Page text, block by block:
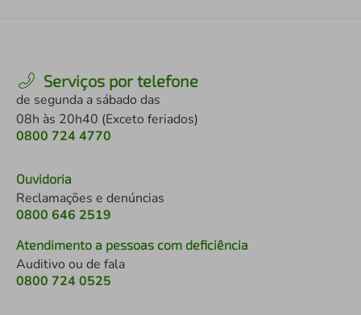
Serviços por telefone
de segunda a sábado das
08h às 20h40 (Exceto feriados)
0800 724 4770
Ouvidoria
Reclamações e denúncias
0800 646 2519
Atendimento a pessoas com deficiência
Auditivo ou de fala
0800 724 0525